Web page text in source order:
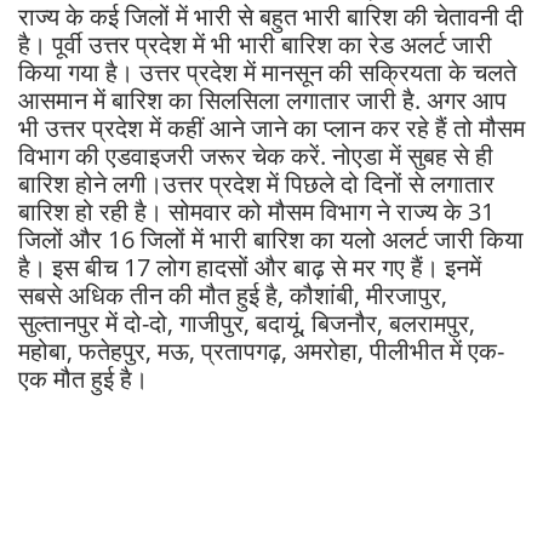
राज्य के कई जिलों में भारी से बहुत भारी बारिश की चेतावनी दी
है। पूर्वी उत्तर प्रदेश में भी भारी बारिश का रेड अलर्ट जारी
किया गया है। उत्तर प्रदेश में मानसून की सक्रियता के चलते
आसमान में बारिश का सिलसिला लगातार जारी है. अगर आप
भी उत्तर प्रदेश में कहीं आने जाने का प्लान कर रहे हैं तो मौसम
विभाग की एडवाइजरी जरूर चेक करें. नोएडा में सुबह से ही
बारिश होने लगी।उत्तर प्रदेश में पिछले दो दिनों से लगातार
बारिश हो रही है। सोमवार को मौसम विभाग ने राज्य के 31
जिलों और 16 जिलों में भारी बारिश का यलो अलर्ट जारी किया
है। इस बीच 17 लोग हादसों और बाढ़ से मर गए हैं। इनमें
सबसे अधिक तीन की मौत हुई है, कौशांबी, मीरजापुर,
सुल्तानपुर में दो-दो, गाजीपुर, बदायूं, बिजनौर, बलरामपुर,
महोबा, फतेहपुर, मऊ, प्रतापगढ़, अमरोहा, पीलीभीत में एक-
एक मौत हुई है।